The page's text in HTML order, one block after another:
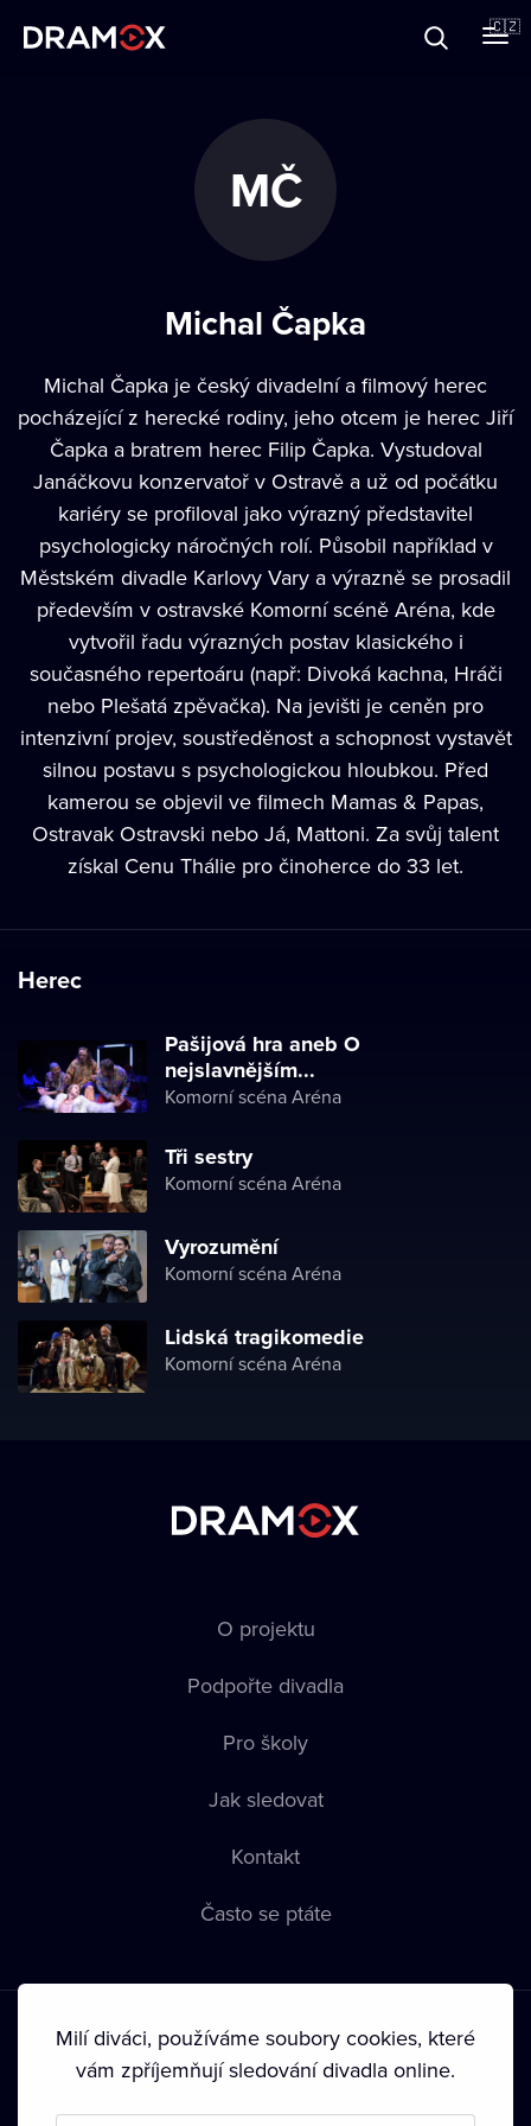
🇨🇿
MČ
Michal Čapka
Michal Čapka je český divadelní a filmový herec
pocházející z herecké rodiny, jeho otcem je herec Jiří
Čapka a bratrem herec Filip Čapka. Vystudoval
Janáčkovu konzervatoř v Ostravě a už od počátku
kariéry se profiloval jako výrazný představitel
psychologicky náročných rolí. Působil například v
Městském divadle Karlovy Vary a výrazně se prosadil
především v ostravské Komorní scéně Aréna, kde
vytvořil řadu výrazných postav klasického i
současného repertoáru (např: Divoká kachna, Hráči
nebo Plešatá zpěvačka). Na jevišti je ceněn pro
intenzivní projev, soustředěnost a schopnost vystavět
silnou postavu s psychologickou hloubkou. Před
kamerou se objevil ve filmech Mamas & Papas,
Ostravak Ostravski nebo Já, Mattoni. Za svůj talent
získal Cenu Thálie pro činoherce do 33 let.
Herec
Pašijová hra aneb O
nejslavnějším...
Komorní scéna Aréna
Tři sestry
Komorní scéna Aréna
Vyrozumění
Komorní scéna Aréna
Lidská tragikomedie
Komorní scéna Aréna
O projektu
Podpořte divadla
Pro školy
Jak sledovat
Kontakt
Často se ptáte
Milí diváci, používáme soubory cookies, které
vám zpříjemňují sledování divadla online.